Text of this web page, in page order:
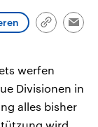
Beiträge,
Einfluss auf
Weltgeschehen.
Link
werfen
Divisionen in
alles bisher